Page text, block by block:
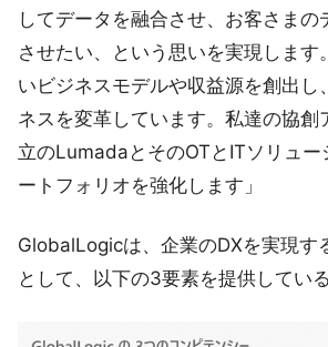
してデータを融合させ、お客さまの
させたい、という思いを実現します
いビジネスモデルや収益源を創出し
ネスを変革しています。私達の協創
立のLumadaとそのOTとITソリュー
ートフォリオを強化します」
GlobalLogicは、企業のDXを実現す
として、以下の3要素を提供してい